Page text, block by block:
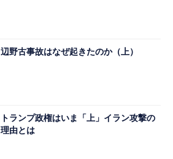
辺野古事故はなぜ起きたのか（上）
トランプ政権はいま「上」イラン攻撃の
理由とは